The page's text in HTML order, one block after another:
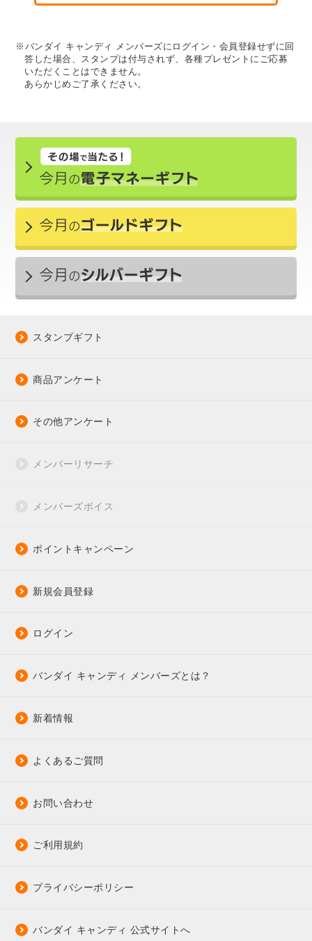
※バンダイ キャンディ メンバーズにログイン・会員登録せずに回
答した場合、スタンプは付与されず、各種プレゼントにご応募
いただくことはできません。
あらかじめご了承ください。
スタンプギフト
商品アンケート
その他アンケート
メンバーリサーチ
メンバーズボイス
ポイントキャンペーン
新規会員登録
ログイン
バンダイ キャンディ メンバーズとは？
新着情報
よくあるご質問
お問い合わせ
ご利用規約
プライバシーポリシー
バンダイ キャンディ 公式サイトへ